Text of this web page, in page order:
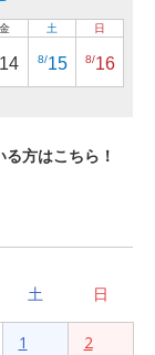
金
14
土
8/15
日
8/16
方はこちら！
土 日
1 2